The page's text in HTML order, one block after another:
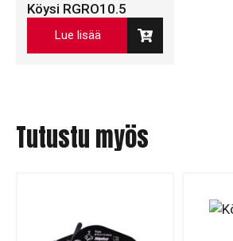
Köysi RGRO10.5
Lue lisää
Tutustu myös